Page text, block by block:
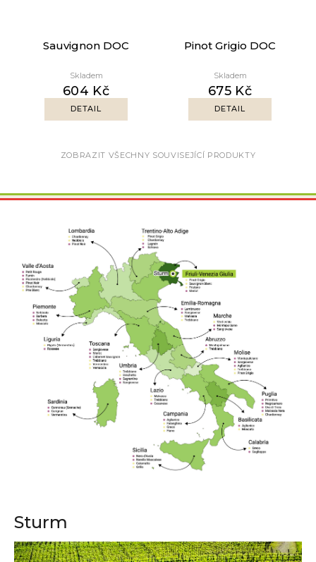
Sauvignon DOC
Skladem
604 Kč
DETAIL
Pinot Grigio DOC
Skladem
675 Kč
DETAIL
ZOBRAZIT VŠECHNY SOUVISEJÍCÍ PRODUKTY
Sturm